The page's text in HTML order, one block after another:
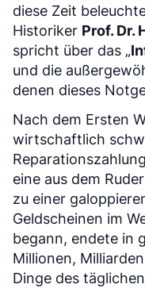
diese Zeit
Historiker Prof. Dr.
spricht über das „
und die
denen dieses
Nach dem Ersten
wirtschaftlich
eine aus dem
zu einer
Geldscheinen im
begann, endete in
Millionen,
Dinge des